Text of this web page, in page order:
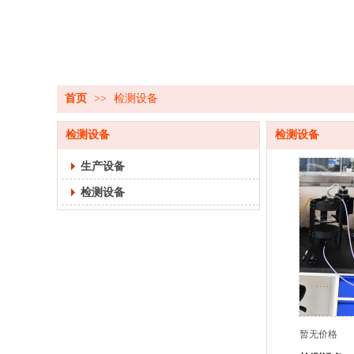
首页 >> 检测设备
检测设备
生产设备
检测设备
检测设备
暂无价格